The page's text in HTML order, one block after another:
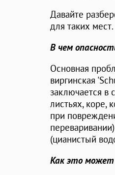
Давайте
для таких мест.
В чем
Основная
виргинская
заключается в
листьях, коре,
при
(цианистый
Как это может